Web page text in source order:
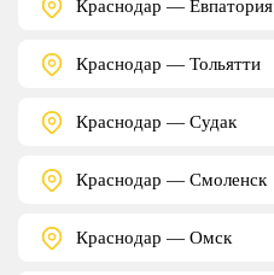
Краснодар — Евпатория
Краснодар — Тольятти
Краснодар — Судак
Краснодар — Смоленск
Краснодар — Омск